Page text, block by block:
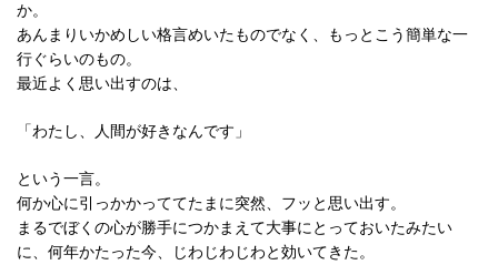
か。
あんまりいかめしい格言めいたものでなく、もっとこう簡単な一
行ぐらいのもの。
最近よく思い出すのは、
「わたし、人間が好きなんです」
という一言。
何か心に引っかかっててたまに突然、フッと思い出す。
まるでぼくの心が勝手につかまえて大事にとっておいたみたい
に、何年かたった今、じわじわじわと効いてきた。